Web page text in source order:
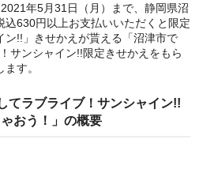
年5月31日（月）まで、静岡県沼
込630円以上お支払いいただくと限定
ン!!」きせかえが貰える「沼津市で
サンシャイン!!限定きせかえをもら
す。
てラブライブ！サンシャイン!!
おう！」の概要